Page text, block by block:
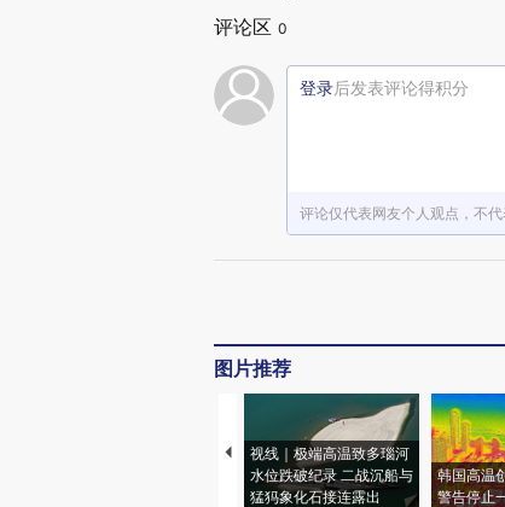
评论区 0
登录后发表评论得积分
评论仅代表网友个人观点，不
图片推荐
视线｜极端高温致多瑙河
水位跌破纪录 二战沉船与
猛犸象化石接连露出
韩国高温
警告停止